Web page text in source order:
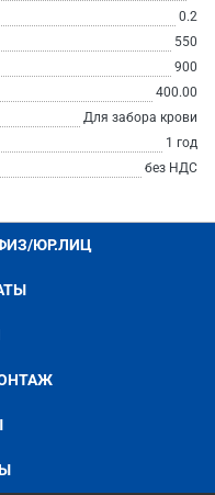
0.2
550
900
400.00
Для забора крови
1 год
без НДС
ЮР.ЛИЦ